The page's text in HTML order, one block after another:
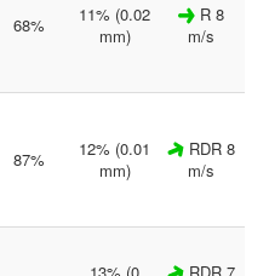
68%
11% (0.02
mm)
R 8
m/s
87%
12% (0.01
mm)
RDR 8
m/s